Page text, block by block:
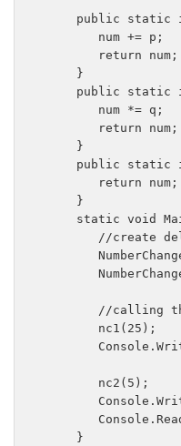
public static
         num += p;
         return num;
      }
public static
         num *= q;
         return num;
      }
public static
         return num;
      }
static void
//create
//calling
         nc1(25);
         nc2(5);
      }